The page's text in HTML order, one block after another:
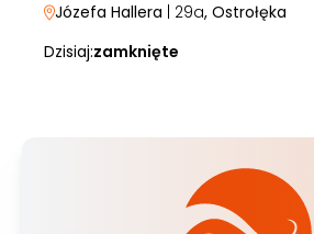
Józefa Hallera | 29a, Ostrołęka
Dzisiaj:zamknięte